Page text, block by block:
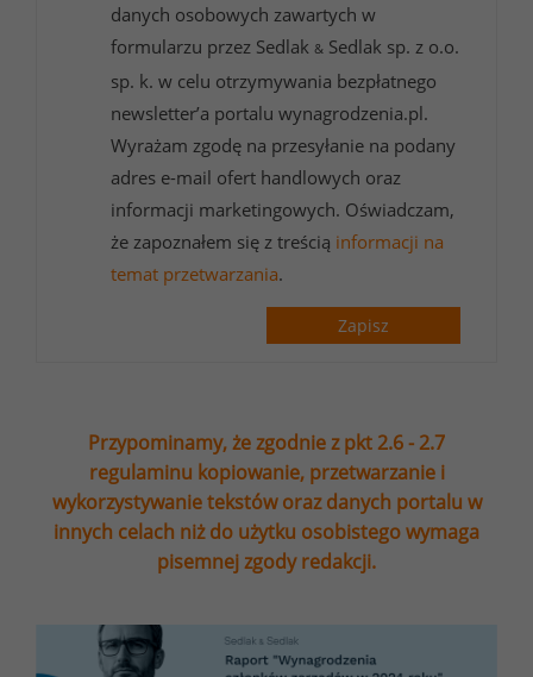
danych osobowych zawartych w
formularzu przez Sedlak & Sedlak sp. z o.o.
sp. k. w celu otrzymywania bezpłatnego
newsletter’a portalu wynagrodzenia.pl.
Wyrażam zgodę na przesyłanie na podany
adres e-mail ofert handlowych oraz
informacji marketingowych. Oświadczam,
że zapoznałem się z treścią informacji na
temat przetwarzania.
Zapisz
Przypominamy, że zgodnie z pkt 2.6 - 2.7
regulaminu kopiowanie, przetwarzanie i
wykorzystywanie tekstów oraz danych portalu w
innych celach niż do użytku osobistego wymaga
pisemnej zgody redakcji.